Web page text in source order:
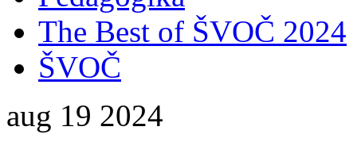
The Best of ŠVOČ 2024
ŠVOČ
aug 19 2024